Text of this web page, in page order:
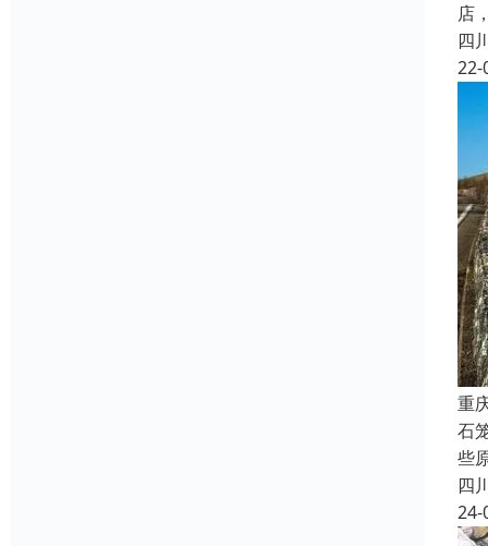
店
四
22-
重
石
些
四
24-